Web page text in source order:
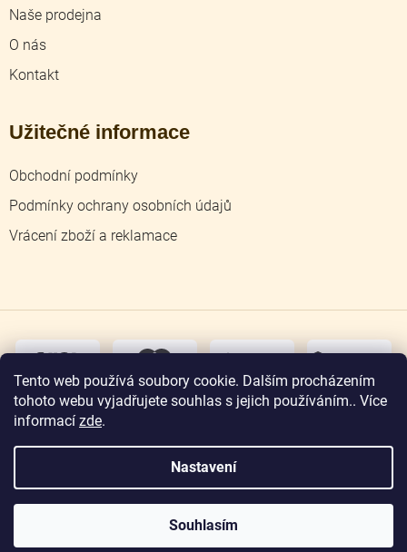
Tento web používá soubory cookie. Dalším procházením
tohoto webu vyjadřujete souhlas s jejich používáním.. Více
informací zde.
Nastavení
Souhlasím
Naše prodejna
O nás
Kontakt
Užitečné informace
Obchodní podmínky
Podmínky ochrany osobních údajů
Vrácení zboží a reklamace
osobní
Copyright 2026Zlatnictví Jičín. Všechna práva
vyhrazena.